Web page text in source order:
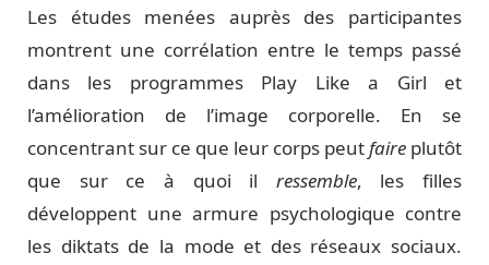
Les études menées auprès des participantes
montrent une corrélation entre le temps passé
dans les programmes Play Like a Girl et
l’amélioration de l’image corporelle. En se
concentrant sur ce que leur corps peutfaire plutôt
que sur ce à quoi il ressemble, les filles
développent une armure psychologique contre
les diktats de la mode et des réseaux sociaux.